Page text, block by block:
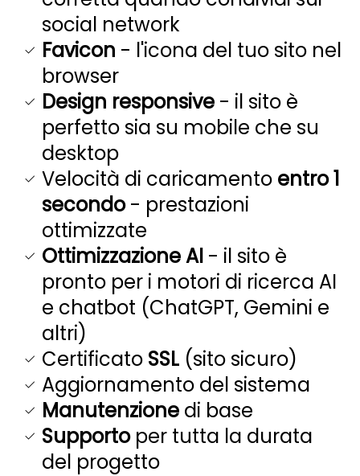
social network
Favicon - l'icona del tuo sito nel
browser
Design responsive - il sito è
perfetto sia su mobile che su
desktop
Velocità di caricamento entro 1
secondo- prestazioni
ottimizzate
Ottimizzazione AI - il sito è
pronto per i motori di ricerca AI
e chatbot (ChatGPT, Gemini e
altri)
Certificato SSL (sito sicuro)
Aggiornamento del sistema
Manutenzione di base
Supportoper tutta la durata
del progetto